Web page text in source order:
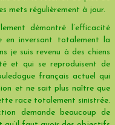
mets régulièrement à jour.
démontré l’efficacité
en inversant totalement la
je suis revenu à des chiens
et qui se reproduisent de
français actuel qui
et ne sait plus naître que
race totalement sinistrée.
demande beaucoup de